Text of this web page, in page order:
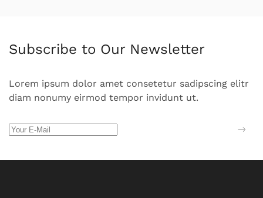
Subscribe to Our Newsletter
Lorem ipsum dolor amet consetetur sadipscing elitr
diam nonumy eirmod tempor invidunt ut.